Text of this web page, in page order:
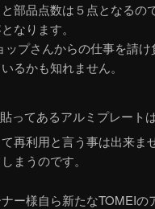
部品点数は５点となるの
なります。
ップさんからの仕事を請
るかも知れません。
ってあるアルミプレート
再利用と言う事は出来ま
まうのです。
ー様自ら新たなTOMEI